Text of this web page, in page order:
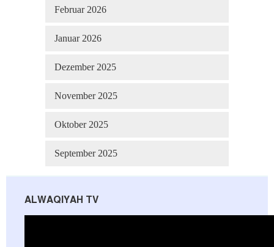
Februar 2026
Januar 2026
Dezember 2025
November 2025
Oktober 2025
September 2025
ALWAQIYAH TV